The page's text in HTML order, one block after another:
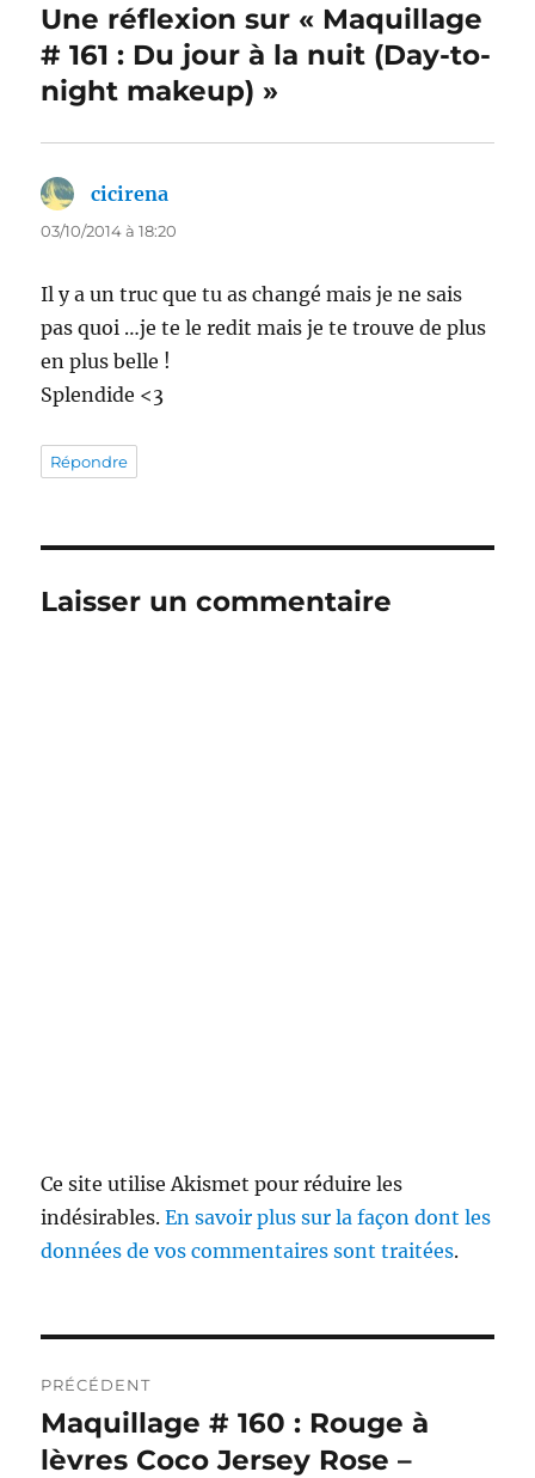
Une réflexion sur « Maquillage
# 161 : Du jour à la nuit (Day-to-
night makeup) »
cicirena
03/10/2014 à 18:20
Il y a un truc que tu as changé mais je ne sais
pas quoi …je te le redit mais je te trouve de plus
en plus belle !
Splendide <3
Répondre
Laisser un commentaire
Ce site utilise Akismet pour réduire les
indésirables.En savoir plus sur la façon dont les
données de vos commentaires sont traitées.
de
l’article
PRÉCÉDENT
Publication
précédente :
Maquillage # 160 : Rouge à
lèvres Coco Jersey Rose –